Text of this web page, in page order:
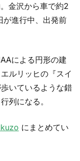
金沢から車で約2
が進行中、出発前
による円形の建
ルリッヒの『スイ
いているような錯
列になる。
にまとめてい